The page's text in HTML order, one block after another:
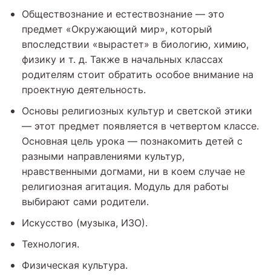
Обществознание и естествознание — это
предмет «Окружающий мир», который
впоследствии «вырастет» в биологию, химию,
физику и т. д. Также в начальных классах
родителям стоит обратить особое внимание на
проектную деятельность.
Основы религиозных культур и светской этики
— этот предмет появляется в четвертом классе.
Основная цель урока — познакомить детей с
разными направлениями культур,
нравственными догмами, ни в коем случае не
религиозная агитация. Модуль для работы
выбирают сами родители.
Искусство (музыка, ИЗО).
Технология.
Физическая культура.